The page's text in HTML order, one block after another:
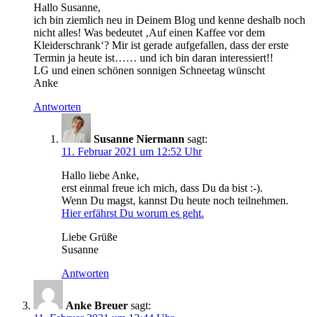
Hallo Susanne,
ich bin ziemlich neu in Deinem Blog und kenne deshalb noch
nicht alles! Was bedeutet ‚Auf einen Kaffee vor dem
Kleiderschrank‘? Mir ist gerade aufgefallen, dass der erste
Termin ja heute ist…… und ich bin daran interessiert!!
LG und einen schönen sonnigen Schneetag wünscht
Anke
Antworten
Susanne Niermann sagt:
11. Februar 2021 um 12:52 Uhr
Hallo liebe Anke,
erst einmal freue ich mich, dass Du da bist :-).
Wenn Du magst, kannst Du heute noch teilnehmen.
Hier erfährst Du worum es geht.
Liebe Grüße
Susanne
Antworten
Anke Breuer sagt: